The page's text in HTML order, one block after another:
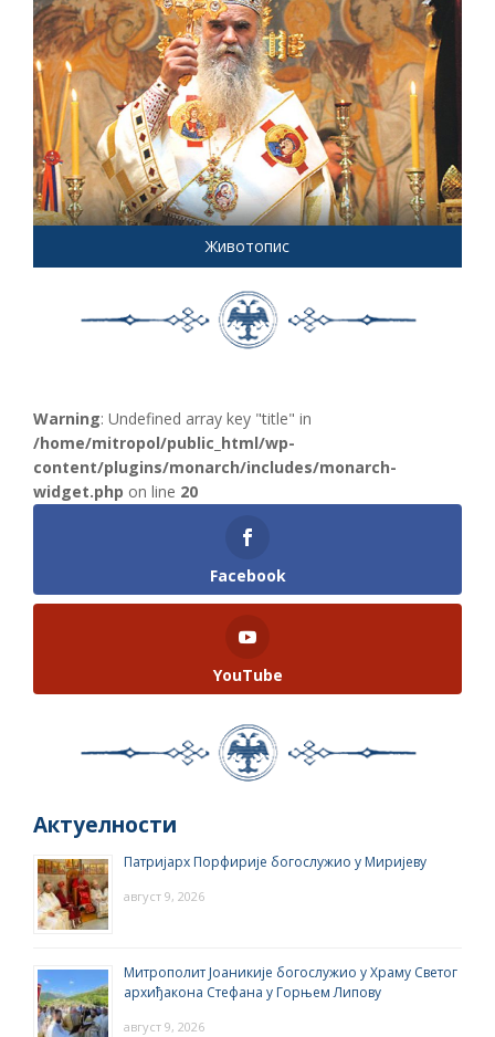
Животопис
Warning: Undefined array key "title" in
/home/mitropol/public_html/wp-
content/plugins/monarch/includes/monarch-
widget.php on line 20
Facebook
YouTube
Актуелности
Патријарх Порфирије богослужио у Миријеву
август 9, 2026
Митрополит Јоаникије богослужио у Храму Светог
архиђакона Стефана у Горњем Липову
август 9, 2026